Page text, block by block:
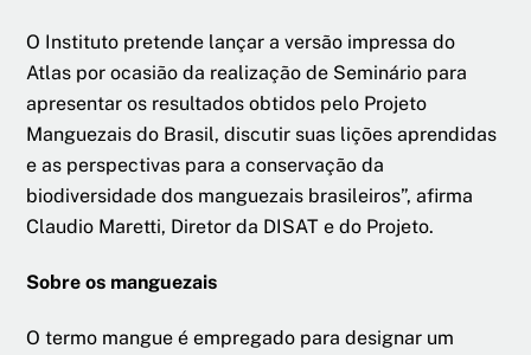
O Instituto pretende lançar a versão impressa do
Atlas por ocasião da realização de Seminário para
apresentar os resultados obtidos pelo Projeto
Manguezais do Brasil, discutir suas lições aprendidas
e as perspectivas para a conservação da
biodiversidade dos manguezais brasileiros”, afirma
Claudio Maretti, Diretor da DISAT e do Projeto.
Sobre os manguezais
O termo mangue é empregado para designar um